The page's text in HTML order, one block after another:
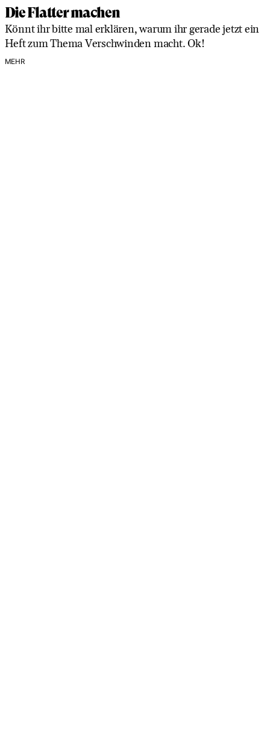
Die Flatter machen
Könnt ihr bitte mal erklären, warum ihr gerade jetzt ein
Heft zum Thema Verschwinden macht. Ok!
MEHR